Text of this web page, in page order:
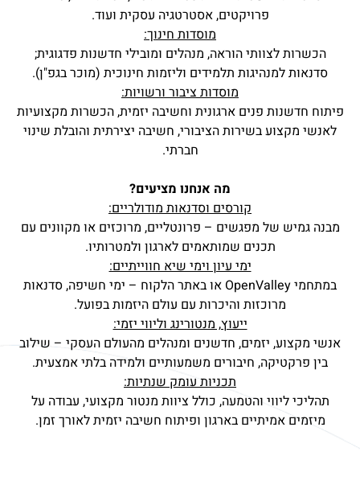
פרויקטים, אסטרטגיה עסקית ועוד.
מוסדות חינוך:
הכשרות לצוותי הוראה, מנהלים ומובילי חדשנות פדגוגית;
סדנאות למנהיגות תלמידים וליזמות חינוכית (מוכר בגפ"ן).
מוסדות ציבור ורשויות:
פיתוח חדשנות פנים ארגונית וחשיבה יזמית, הכשרות מקצועיות
לאנשי מקצוע בשירות הציבורי, חשיבה יצירתית והובלת שינוי
חברתי.
מה אנחנו מציעים?
קורסים וסדנאות מודולריים:
מבנה גמיש של מפגשים – פרונטליים, מרוכזים או מקוונים עם
תכנים שמותאמים לארגון ולמטרותיו.
ימי עיון וימי שיא חווייתיים:
במתחמי OpenValley או באתר הלקוח – ימי חשיפה, סדנאות
מרוכזות והיכרות עם עולם היזמות בפועל.
ייעוץ, מנטורינג וליווי יזמי:
אנשי מקצוע, יזמים, חדשנים ומנהלים מהעולם העסקי – שילוב
בין פרקטיקה, חיבורים משמעותיים ולמידה בלתי אמצעית.
תכניות עומק שנתיות:
תהליכי ליווי והטמעה, כולל ציוות מנטור מקצועי, עבודה על
מיזמים אמיתיים בארגון ופיתוח חשיבה יזמית לאורך זמן.